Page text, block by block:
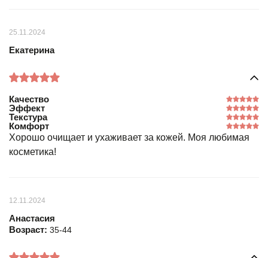
25.11.2024
Екатерина
Качество
Эффект
Текстура
Комфорт
Хорошо очищает и ухаживает за кожей. Моя любимая
косметика!
12.11.2024
Анастасия
Возраст: 35-44